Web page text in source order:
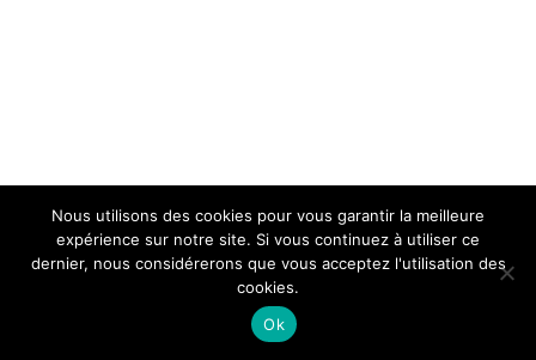
Nous utilisons des cookies pour vous garantir la meilleure
expérience sur notre site. Si vous continuez à utiliser ce
dernier, nous considérerons que vous acceptez l'utilisation des
cookies.
Ok